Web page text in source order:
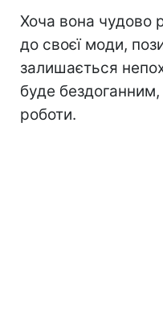
Хоча вона чудово
до своєї моди,
залишається
буде бездоганним,
роботи.